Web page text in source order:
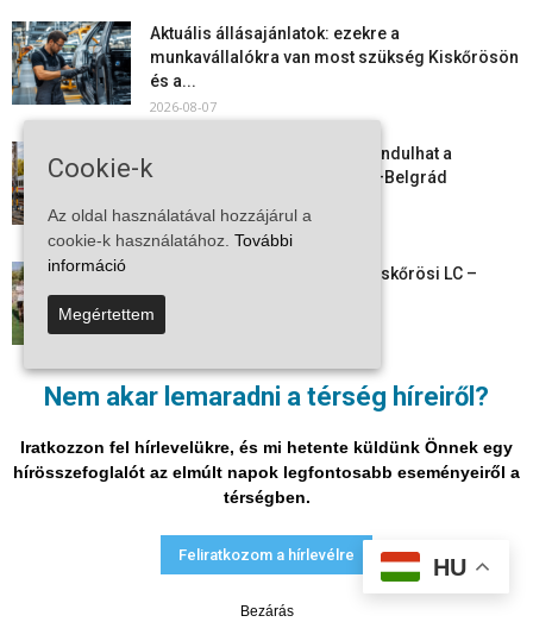
Nem akar lemaradni a térség híreiről?
Iratkozzon fel hírlevelükre, és mi hetente küldünk Önnek egy
hírösszefoglalót az elmúlt napok legfontosabb eseményeiről a
térségben.
Feliratkozom a hírlevélre
Bezárás
Aktuális állásajánlatok: ezekre a
munkavállalókra van most szükség Kiskőrösön
és a...
2026-08-07
Vitézy Dávid: már ősszel újraindulhat a
személyszállítás a Budapest–Belgrád
2026-08-06
Megkezdte a felkészülést a Kiskőrösi LC –
együtt maradt a keret,...
2026-08-06
Mi történik Európa felett? Ezért nem tud
szabadulni a kontinens a...
2026-08-05
Adatvédelmi nyilatkozat Médiaajánlat Impresszum
HU
Cookie-k
Az oldal használatával hozzájárul a
cookie-k használatához. További
információ
Megértettem